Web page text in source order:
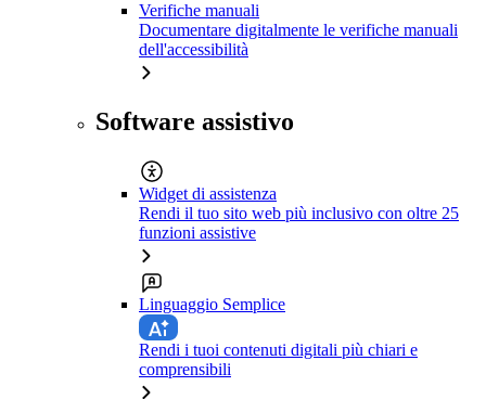
Verifiche manuali
Documentare digitalmente le verifiche manuali
dell'accessibilità
Software assistivo
Widget di assistenza
Rendi il tuo sito web più inclusivo con oltre 25
funzioni assistive
Linguaggio Semplice
Rendi i tuoi contenuti digitali più chiari e
comprensibili